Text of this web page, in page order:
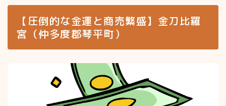
【圧倒的な金運と商売繁盛】金刀比羅
宮（仲多度郡琴平町）